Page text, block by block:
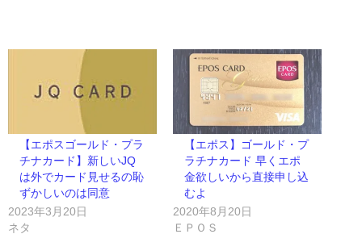
【エポスゴールド・プラ
チナカード】新しいJQ
は外でカード見せるの恥
ずかしいのは同意
2023年3月20日
ネタ
【エポス】ゴールド・プ
ラチナカード 早くエポ
金欲しいから直接申し込
むよ
2020年8月20日
ＥＰＯＳ